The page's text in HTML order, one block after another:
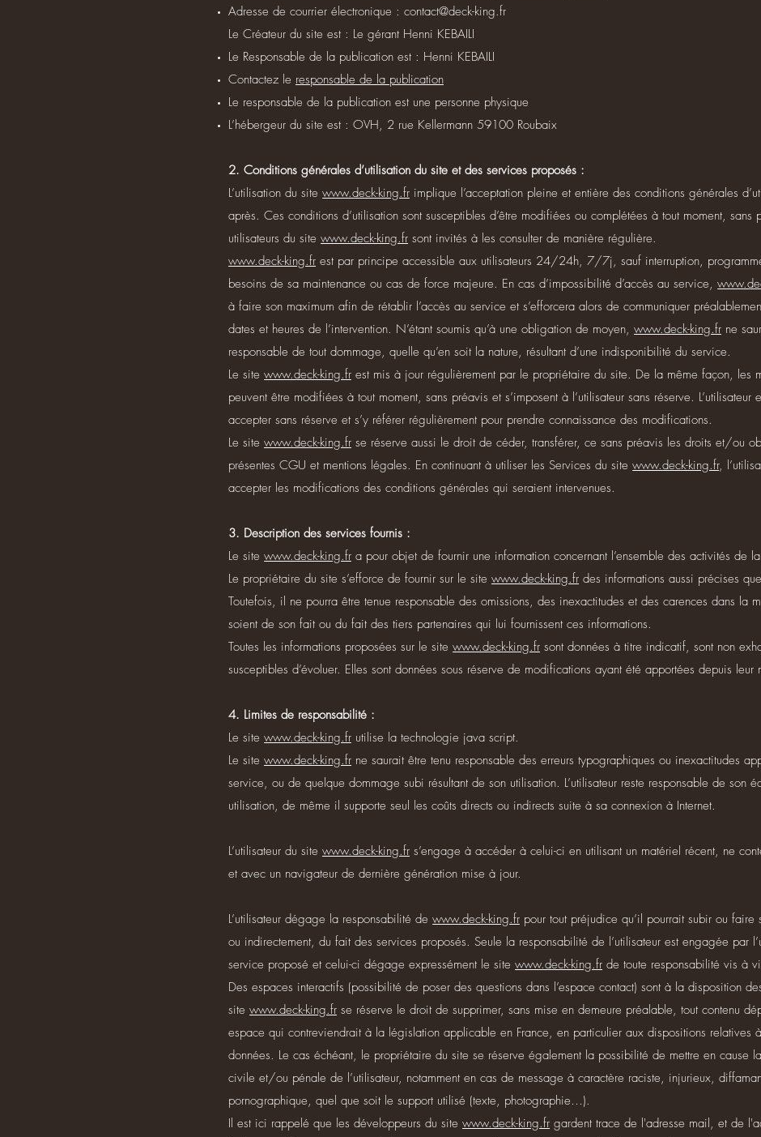
Adresse de courrier électronique : contact@deck-king.fr
Le Créateur du site est : Le gérant Henni KEBAILI
Le Responsable de la publication est : Henni KEBAILI
Contactez le responsable de la publication
Le responsable de la publication est une personne physique
L’hébergeur du site est : OVH, 2 rue Kellermann 59100 Roubaix
2. Conditions générales d’utilisation du site et des services proposés :
L’utilisation du site www.deck-king.fr implique l’acceptation pleine et entière des conditions générales
après. Ces conditions d’utilisation sont susceptibles d’être modifiées ou complétées à tout moment, sans
utilisateurs du site www.deck-king.fr sont invités à les consulter de manière régulière.
www.deck-king.fr est par principe accessible aux utilisateurs 24/24h, 7/7j, sauf interruption,
besoins de sa maintenance ou cas de force majeure. En cas d’impossibilité d’accès au service,
à faire son maximum afin de rétablir l’accès au service et s’efforcera alors de communiquer
dates et heures de l’intervention. N’étant soumis qu’à une obligation de moyen, www.deck-king.fr ne
responsable de tout dommage, quelle qu’en soit la nature, résultant d’une indisponibilité du service.
Le site www.deck-king.fr est mis à jour régulièrement par le propriétaire du site. De la même façon, les
peuvent être modifiées à tout moment, sans préavis et s’imposent à l’utilisateur sans réserve. L’utilisateur
accepter sans réserve et s’y référer régulièrement pour prendre connaissance des modifications.
Le site www.deck-king.fr se réserve aussi le droit de céder, transférer, ce sans préavis les droits et/ou
présentes CGU et mentions légales. En continuant à utiliser les Services du site www.deck-king.fr,
accepter les modifications des conditions générales qui seraient intervenues.
3. Description des services fournis :
Le site www.deck-king.fr a pour objet de fournir une information concernant l’ensemble des activités de
Le propriétaire du site s’efforce de fournir sur le site www.deck-king.fr des informations aussi précises
Toutefois, il ne pourra être tenue responsable des omissions, des inexactitudes et des carences dans la
soient de son fait ou du fait des tiers partenaires qui lui fournissent ces informations.
Toutes les informations proposées sur le site www.deck-king.fr sont données à titre indicatif, sont non
susceptibles d’évoluer. Elles sont données sous réserve de modifications ayant été apportées depuis leur
4. Limites de responsabilité :
Le site www.deck-king.fr utilise la technologie java script.
Le site www.deck-king.fr ne saurait être tenu responsable des erreurs typographiques ou inexactitudes
service, ou de quelque dommage subi résultant de son utilisation. L’utilisateur reste responsable de son
utilisation, de même il supporte seul les coûts directs ou indirects suite à sa connexion à Internet.
L’utilisateur du site www.deck-king.fr s’engage à accéder à celui-ci en utilisant un matériel récent, ne
et avec un navigateur de dernière génération mise à jour.
L’utilisateur dégage la responsabilité de www.deck-king.fr pour tout préjudice qu’il pourrait subir ou faire
ou indirectement, du fait des services proposés. Seule la responsabilité de l’utilisateur est engagée par
service proposé et celui-ci dégage expressément le site www.deck-king.fr de toute responsabilité vis à
Des espaces interactifs (possibilité de poser des questions dans l’espace contact) sont à la disposition
site www.deck-king.fr se réserve le droit de supprimer, sans mise en demeure préalable, tout contenu
espace qui contreviendrait à la législation applicable en France, en particulier aux dispositions relatives
données. Le cas échéant, le propriétaire du site se réserve également la possibilité de mettre en cause
civile et/ou pénale de l’utilisateur, notamment en cas de message à caractère raciste, injurieux,
pornographique, quel que soit le support utilisé (texte, photographie…).
Il est ici rappelé que les développeurs du site www.deck-king.fr gardent trace de l'adresse mail, et de